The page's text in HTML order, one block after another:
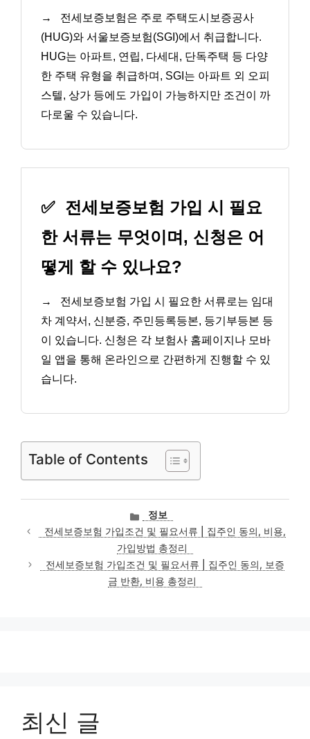
→
전세보증보험은 주로 주택도시보증공사
(HUG)와 서울보증보험(SGI)에서 취급합니다.
HUG는 아파트, 연립, 다세대, 단독주택 등 다양
한 주택 유형을 취급하며, SGI는 아파트 외 오피
스텔, 상가 등에도 가입이 가능하지만 조건이 까
다로울 수 있습니다.
✅ 전세보증보험 가입 시 필요
한 서류는 무엇이며, 신청은 어
떻게 할 수 있나요?
→
전세보증보험 가입 시 필요한 서류로는 임대
차 계약서, 신분증, 주민등록등본, 등기부등본 등
이 있습니다. 신청은 각 보험사 홈페이지나 모바
일 앱을 통해 온라인으로 간편하게 진행할 수 있
습니다.
Table of Contents
카
테
고
리
정보
전세보증보험 가입조건 및 필요서류 | 집주인 동의, 비용,
가입방법 총정리
전세보증보험 가입조건 및 필요서류 | 집주인 동의, 보증
금 반환, 비용 총정리
최신 글